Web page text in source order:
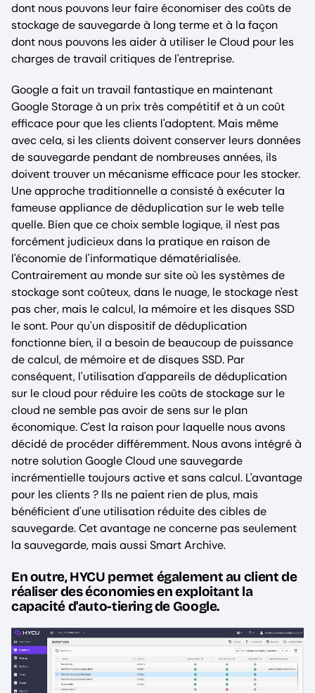
dont nous pouvons leur faire économiser des coûts de
stockage de sauvegarde à long terme et à la façon
dont nous pouvons les aider à utiliser le Cloud pour les
charges de travail critiques de l'entreprise.
Google a fait un travail fantastique en maintenant
Google Storage à un prix très compétitif et à un coût
efficace pour que les clients l'adoptent. Mais même
avec cela, si les clients doivent conserver leurs données
de sauvegarde pendant de nombreuses années, ils
doivent trouver un mécanisme efficace pour les stocker.
Une approche traditionnelle a consisté à exécuter la
fameuse appliance de déduplication sur le web telle
quelle. Bien que ce choix semble logique, il n'est pas
forcément judicieux dans la pratique en raison de
l'économie de l'informatique dématérialisée.
Contrairement au monde sur site où les systèmes de
stockage sont coûteux, dans le nuage, le stockage n'est
pas cher, mais le calcul, la mémoire et les disques SSD
le sont. Pour qu'un dispositif de déduplication
fonctionne bien, il a besoin de beaucoup de puissance
de calcul, de mémoire et de disques SSD. Par
conséquent, l'utilisation d'appareils de déduplication
sur le cloud pour réduire les coûts de stockage sur le
cloud ne semble pas avoir de sens sur le plan
économique. C'est la raison pour laquelle nous avons
décidé de procéder différemment. Nous avons intégré à
notre solution Google Cloud une sauvegarde
incrémentielle toujours active et sans calcul. L'avantage
pour les clients ? Ils ne paient rien de plus, mais
bénéficient d'une utilisation réduite des cibles de
sauvegarde. Cet avantage ne concerne pas seulement
la sauvegarde, mais aussi Smart Archive.
En outre, HYCU permet également au client de
réaliser des économies en exploitant la
capacité d'auto-tiering de Google.